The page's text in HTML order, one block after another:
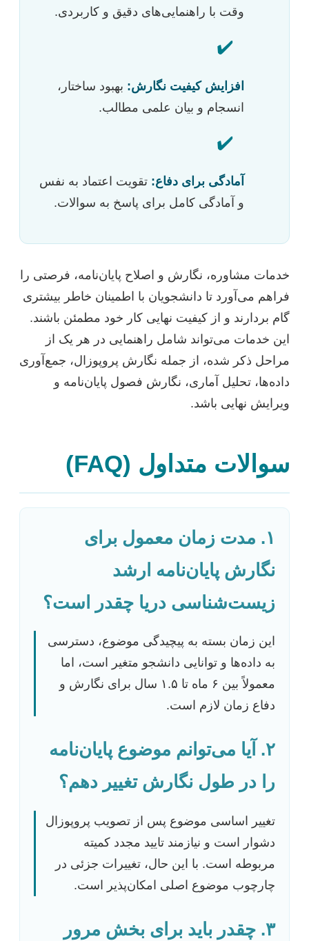
وقت با راهنمایی‌های دقیق و کاربردی.
✔️
افزایش کیفیت نگارش: بهبود ساختار،
انسجام و بیان علمی مطالب.
✔️
آمادگی برای دفاع: تقویت اعتماد به نفس
و آمادگی کامل برای پاسخ به سوالات.
خدمات مشاوره، نگارش و اصلاح پایان‌نامه، فرصتی را
فراهم می‌آورد تا دانشجویان با اطمینان خاطر بیشتری
گام بردارند و از کیفیت نهایی کار خود مطمئن باشند.
این خدمات می‌تواند شامل راهنمایی در هر یک از
مراحل ذکر شده، از جمله نگارش پروپوزال، جمع‌آوری
داده‌ها، تحلیل آماری، نگارش فصول پایان‌نامه و
ویرایش نهایی باشد.
سوالات متداول (FAQ)
۱. مدت زمان معمول برای
نگارش پایان‌نامه ارشد
زیست‌شناسی دریا چقدر است؟
این زمان بسته به پیچیدگی موضوع، دسترسی
به داده‌ها و توانایی دانشجو متغیر است، اما
معمولاً بین ۶ ماه تا ۱.۵ سال برای نگارش و
دفاع زمان لازم است.
۲. آیا می‌توانم موضوع پایان‌نامه
را در طول نگارش تغییر دهم؟
تغییر اساسی موضوع پس از تصویب پروپوزال
دشوار است و نیازمند تایید مجدد کمیته
مربوطه است. با این حال، تغییرات جزئی در
چارچوب موضوع اصلی امکان‌پذیر است.
۳. چقدر باید برای بخش مرور